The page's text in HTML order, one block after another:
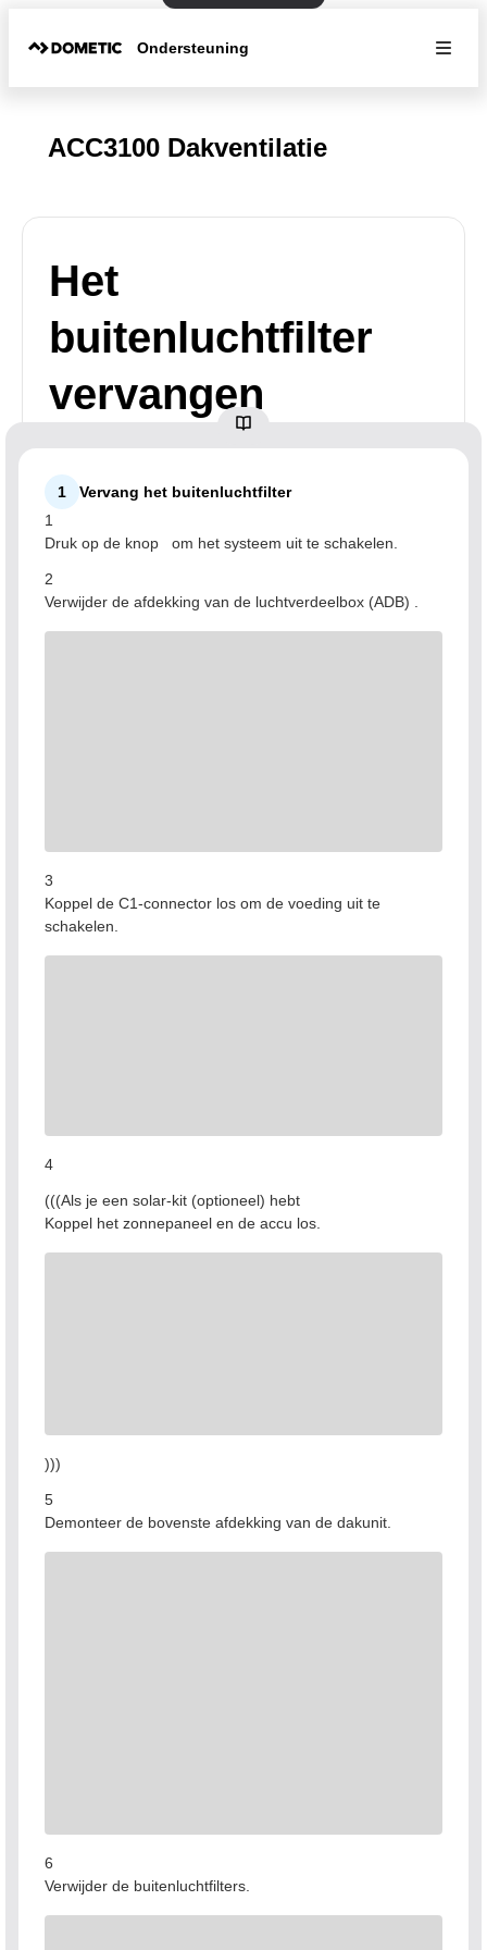
Ondersteuning
ACC3100 Dakventilatie
Het
buitenluchtfilter
vervangen
1
Vervang het buitenluchtfilter
1
Druk op de knop
om het systeem uit te schakelen.
2
Verwijder de afdekking van de luchtverdeelbox (ADB) .
3
Koppel de C1-connector los om de voeding uit te
schakelen.
4
(((Als je een solar-kit (optioneel) hebt
Koppel het zonnepaneel en de accu los.
)))
5
Demonteer de bovenste afdekking van de dakunit.
6
Verwijder de buitenluchtfilters.